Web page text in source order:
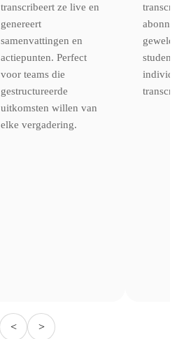
transcribeert ze live en
genereert
samenvattingen en
actiepunten. Perfect
voor teams die
gestructureerde
uitkomsten willen van
elke vergadering.
< >